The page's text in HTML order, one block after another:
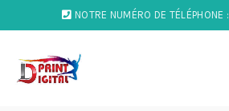
NOTRE NUMÉRO DE TÉLÉPHONE :